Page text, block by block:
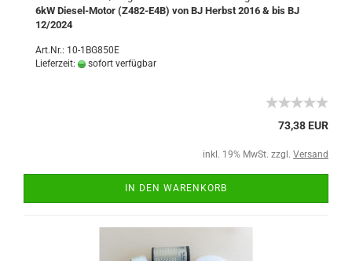
6kW Diesel-Motor (Z482-E4B) von BJ Herbst 2016 & bis BJ
12/2024
Art.Nr.: 10-1BG850E
Lieferzeit:
sofort verfügbar
73,38 EUR
inkl. 19% MwSt. zzgl. Versand
IN DEN WARENKORB